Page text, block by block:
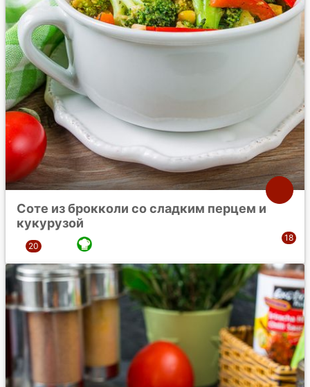
Соте из брокколи со сладким перцем и
кукурузой